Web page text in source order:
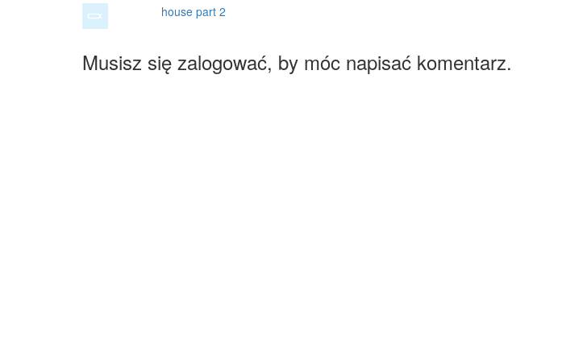
house part 2
Musisz się zalogować, by móc napisać komentarz.